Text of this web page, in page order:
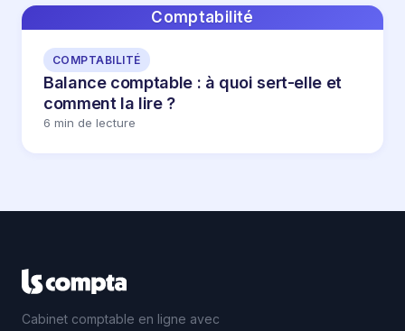
Comptabilité
COMPTABILITÉ
Balance comptable : à quoi sert-elle et
comment la lire ?
6 min de lecture
Cabinet comptable en ligne avec